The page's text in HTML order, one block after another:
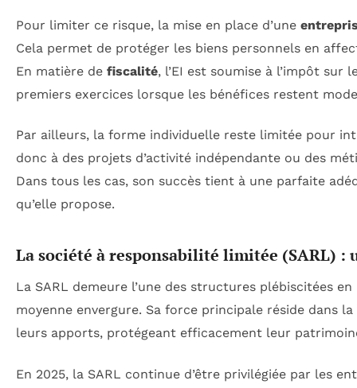
Pour limiter ce risque, la mise en place d’une
Cela permet de protéger les biens personnels en
En matière de fiscalité, l’EI est soumise à l’impôt
premiers exercices lorsque les bénéfices restent
Par ailleurs, la forme individuelle reste limitée pour
donc à des projets d’activité indépendante ou des
Dans tous les cas, son succès tient à une parfaite
qu’elle propose.
La société à responsabilité limitée (SARL) :
La SARL demeure l’une des structures plébiscitées
moyenne envergure. Sa force principale réside dans
leurs apports, protégeant efficacement leur
En 2025, la SARL continue d’être privilégiée par les